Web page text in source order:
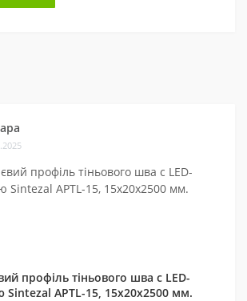
профіль тіньового шва c LED-
Sintezal APTL-15, 15х20х2500 мм.